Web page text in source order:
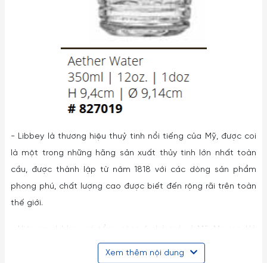
- Libbey là thương hiệu thuỷ tinh nổi tiếng của Mỹ, được coi
là một trong những hãng sản xuất thủy tinh lớn nhất toàn
cầu, được thành lập từ năm 1818 với các dòng sản phẩm
phong phú, chất lượng cao được biết đến rộng rãi trên toàn
thế giới.
- Hiện nay Libbey có tổng cộng 6 nhà máy ở Mỹ, Mexico, Hà
Lan, Bồ Đào Nha và Trung Quốc (2 nhà máy).
Xem thêm nội dung